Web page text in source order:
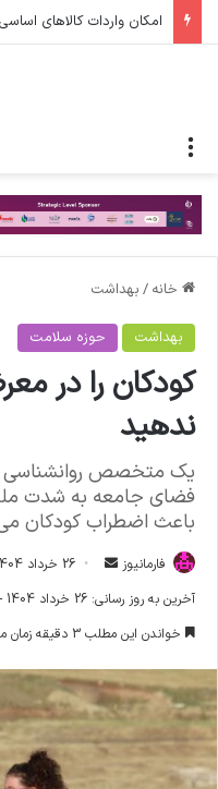
امکان واردات کالاهای
خانه / بهداشت
بهداشت حوزه سلامت
کودکان را در
ندهید
یک متخصص روانشناسی
فضای جامعه به شدت
باعث اضطراب کودکان
فارمانیوز
ا
ل
ا
ی
م
ی
26 خرداد 1404 - 11:42 ق.ظ
آخرین به روز رسانی: 26 خرداد 1404 - 11:42 ق.ظ
خواندن این مطلب 3 دقیقه زمان میبرد